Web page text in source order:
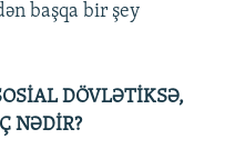
başqa bir şey
DÖVLƏTİKSƏ,
NƏDİR?